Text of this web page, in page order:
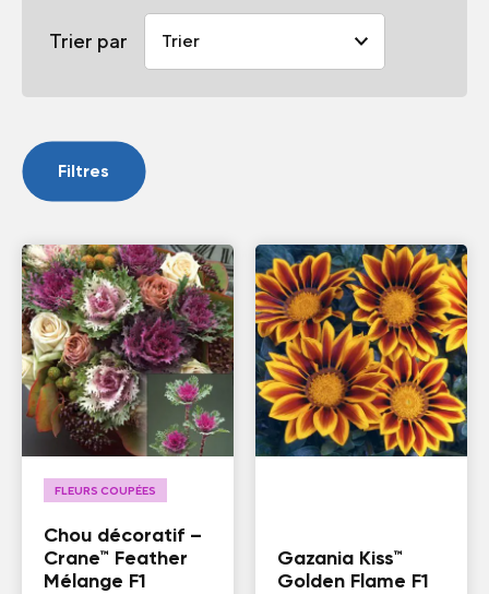
Trier par
Filtres
FLEURS COUPÉES
Chou décoratif –
Crane™ Feather
Mélange F1
Gazania Kiss™
Golden Flame F1